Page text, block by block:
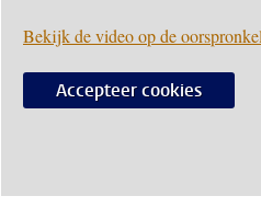
Bekijk de video op de
Accepteer cookies